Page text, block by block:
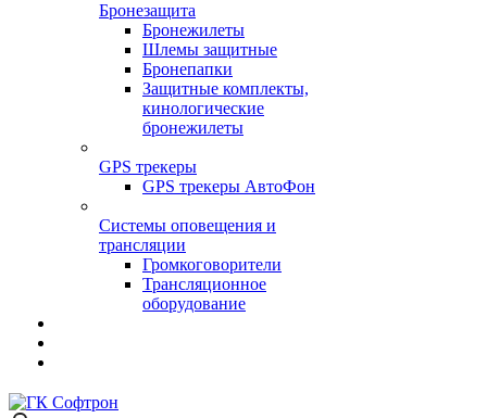
Бронезащита
Бронежилеты
Шлемы защитные
Бронепапки
Защитные комплекты,
кинологические
бронежилеты
GPS трекеры
GPS трекеры АвтоФон
Системы оповещения и
трансляции
Громкоговорители
Трансляционное
оборудование